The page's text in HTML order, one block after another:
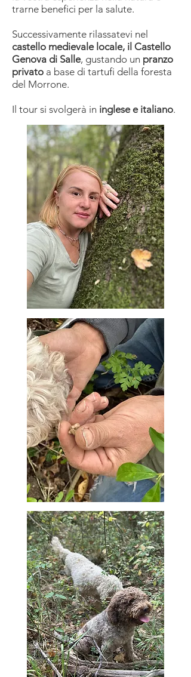
trarne benefici per la salute.
Successivamente rilassatevi nel
castello medievale locale, il Castello
Genova di Salle, gustando un pranzo
privato a base di tartufi della foresta
del Morrone.
Il tour si svolgerà in inglese e italiano.